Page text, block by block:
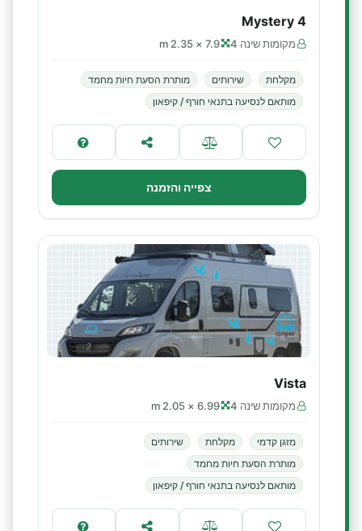
Mystery 4
מקומות שינה 4 7.9 × 2.35 m
מקלחת שירותים
מותרת הסעת חיות מחמד
מותאם לנסיעה בתנאי חורף / קיפאון
צפייה והזמנה
Vista
מקומות שינה 4 6.99 × 2.05 m
מזגן קדמי מקלחת
שירותים
מותרת הסעת חיות מחמד
מותאם לנסיעה בתנאי חורף / קיפאון